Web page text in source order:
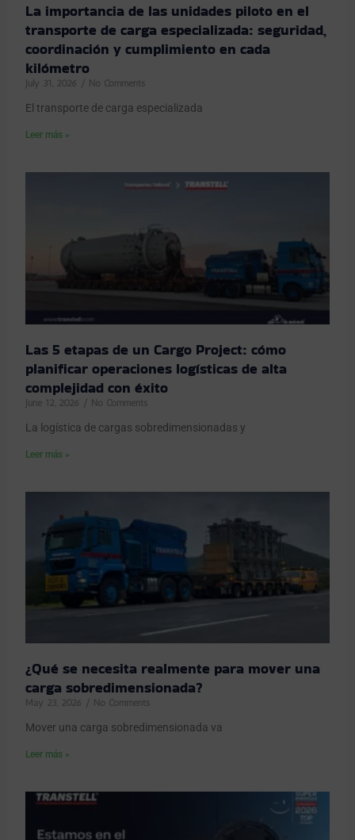
La importancia de las unidades piloto en el
transporte de carga especializada: seguridad,
coordinación y cumplimiento en cada
kilómetro
July 31, 2026 No Comments
El transporte de carga especializada
Leer más »
Las 5 etapas de un Cargo Project: cómo
planificar operaciones logísticas de alta
complejidad con éxito
June 12, 2026 No Comments
La logística de cargas sobredimensionadas y
Leer más »
¿Qué se necesita realmente para mover una
carga sobredimensionada?
May 23, 2026 No Comments
Mover una carga sobredimensionada va
Leer más »